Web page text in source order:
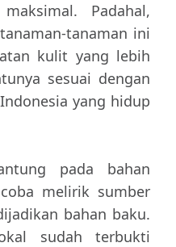
Padahal,
tanaman ini
kulit yang lebih
sesuai dengan
yang hidup
pada bahan
melirik sumber
bahan baku.
sudah terbukti